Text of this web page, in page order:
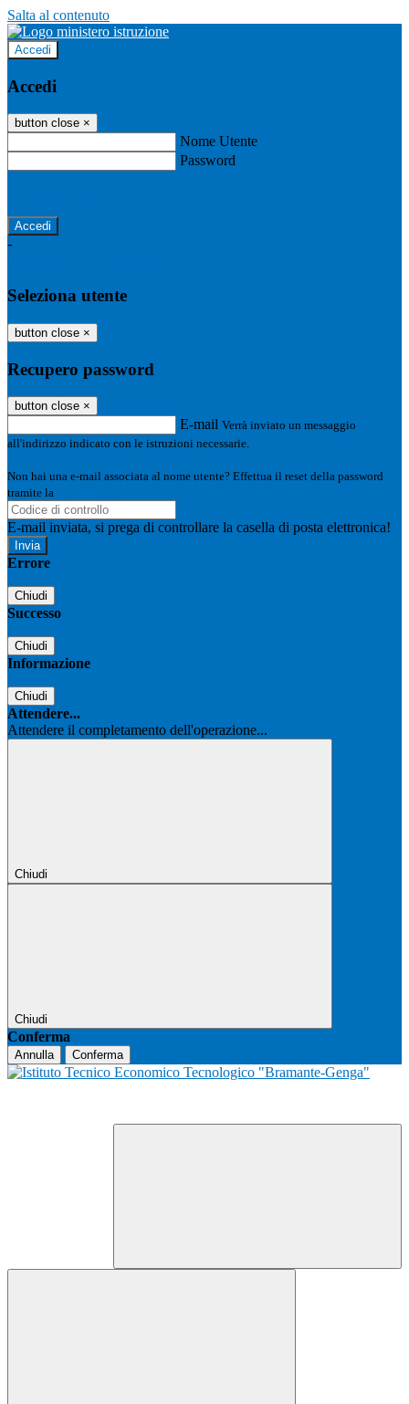
Salta al contenuto
Accedi
Accedi
button close ×
Nome Utente
Password
-
Seleziona utente
button close ×
Recupero password
button close ×
E-mail Verrà inviato un messaggio
all'indirizzo indicato con le istruzioni necessarie.
Non hai una e-mail associata al nome utente? Effettua il reset della password
tramite la
E-mail inviata, si prega di controllare la casella di posta elettronica!
Errore
Chiudi
Successo
Chiudi
Informazione
Chiudi
Attendere...
Attendere il completamento dell'operazione...
Chiudi
Chiudi
Conferma
Annulla Conferma